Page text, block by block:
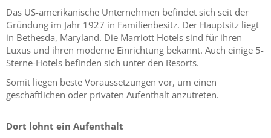
Das US-amerikanische Unternehmen befindet sich seit der
Gründung im Jahr 1927 in Familienbesitz. Der Hauptsitz liegt
in Bethesda, Maryland. Die Marriott Hotels sind für ihren
Luxus und ihren moderne Einrichtung bekannt. Auch einige 5-
Sterne-Hotels befinden sich unter den Resorts.
Somit liegen beste Voraussetzungen vor, um einen
geschäftlichen oder privaten Aufenthalt anzutreten.
Dort lohnt ein Aufenthalt